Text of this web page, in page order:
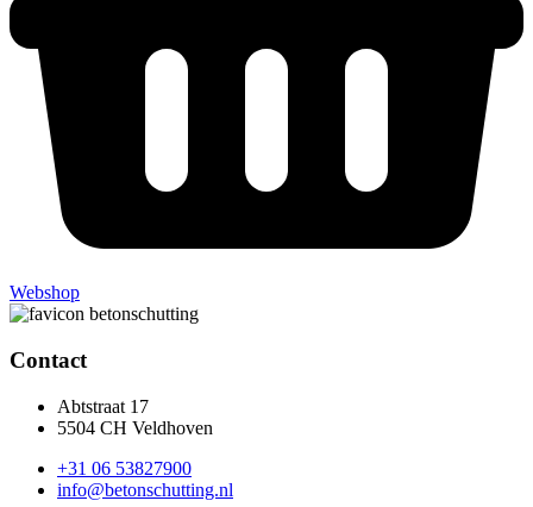
Webshop
Contact
Abtstraat 17
5504 CH Veldhoven
+31 06 53827900
info@betonschutting.nl